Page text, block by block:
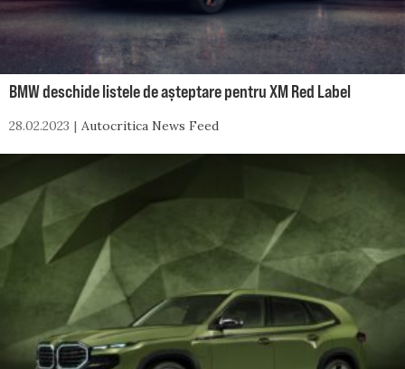
BMW deschide listele de așteptare pentru XM Red Label
28.02.2023 Autocritica News Feed